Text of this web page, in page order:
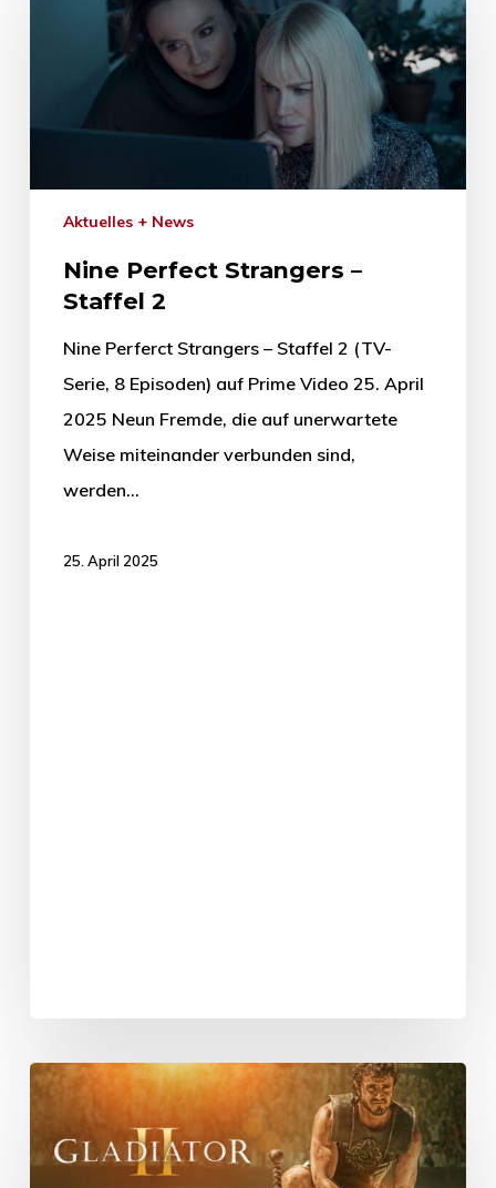
Aktuelles + News
Nine Perfect Strangers –
Staffel 2
Nine Perferct Strangers – Staffel 2 (TV-
Serie, 8 Episoden) auf Prime Video 25. April
2025 Neun Fremde, die auf unerwartete
Weise miteinander verbunden sind,
werden…
25. April 2025